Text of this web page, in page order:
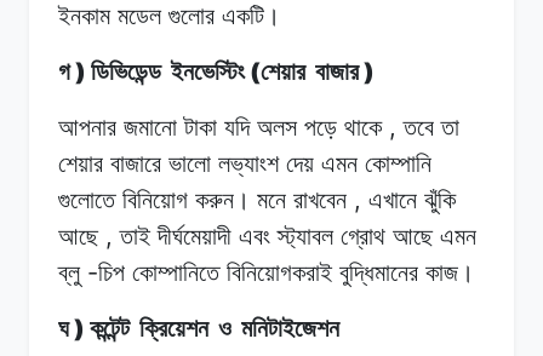
ইনকাম মডেল গুলোর একটি।
গ) ডিভিডেন্ড ইনভেস্টিং(শেয়ার বাজার)
আপনার জমানো টাকা যদি অলস পড়ে থাকে,তবে তা
শেয়ার বাজারে ভালো লভ্যাংশ দেয় এমন কোম্পানি
গুলোতে বিনিয়োগ করুন। মনে রাখবেন , এখানে ঝুঁকি
আছে,তাই দীর্ঘমেয়াদী এবং স্ট্যাবল গ্রোথ আছে এমন
ব্লু-চিপ কোম্পানিতে বিনিয়োগকরাই বুদ্ধিমানের কাজ।
ঘ) কন্টেন্ট ক্রিয়েশন ও মনিটাইজেশন